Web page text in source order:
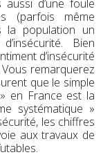
d’une foule
(parfois même
la population un
Bien
d’insécurité
Vous remarquerez
que le simple
en France est la
systématique »
les chiffres
aux travaux de